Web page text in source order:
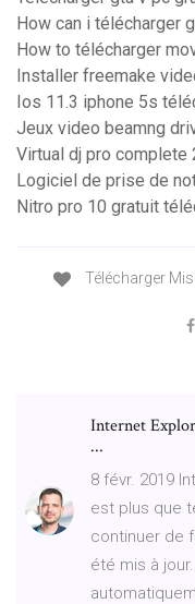
How can i télécharger
How to télécharger
Installer freemake
Ios 11.3 iphone 5s
Jeux video beamng
Virtual dj pro complete
Logiciel de prise de
Nitro pro 10 gratuit
Télécharger
Internet
...
8 févr. 2019
est plus que
continuer de
été mis à